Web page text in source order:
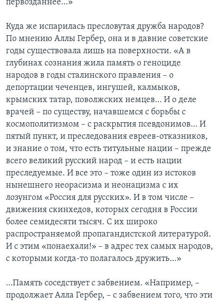
первозданнее…»
Куда же испарилась пресловутая дружба народов?
По мнению Аллы Гербер, она и в давние советские
годы существовала лишь на поверхности. «А в
глубинах сознания жила память о геноциде
народов в годы сталинского правления – о
депортации чеченцев, ингушей, калмыков,
крымских татар, поволжских немцев… И о деле
врачей – по существу, начавшемся с борьбы с
космополитизмом – с раскрытия псевдонимов… И
пятый пункт, и преследования евреев-отказников,
и знание о том, что есть титульные нации – прежде
всего великий русский народ – и есть нации
преследуемые. И все это – тоже один из истоков
нынешнего неорасизма и неонацизма с их
лозунгом «Россия для русских». И в том числе –
движения скинхедов, которых сегодня в России
более семидесяти тысяч. С их широко
распространяемой пропагандистской литературой.
И с этим «понаехали!» – в адрес тех самых народов,
с которыми когда-то полагалось дружить…»
…Память соседствует с забвением. «Например, –
продолжает Алла Гербер, – с забвением того, что эти